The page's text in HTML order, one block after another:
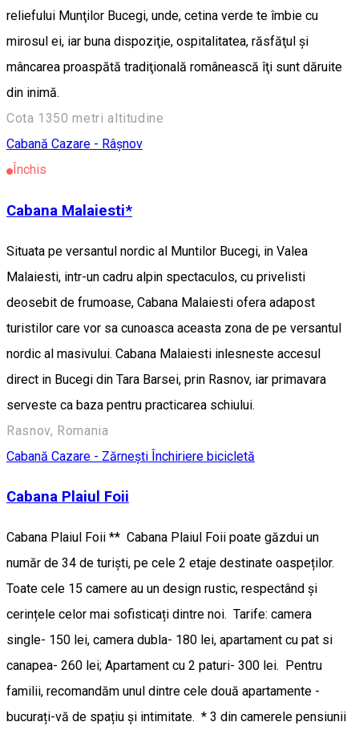
reliefului Munţilor Bucegi, unde, cetina verde te îmbie cu
mirosul ei, iar buna dispoziţie, ospitalitatea, răsfăţul şi
mâncarea proaspătă tradiţională românească îţi sunt dăruite
din inimă.
Cota 1350 metri altitudine
Cabană Cazare - Râșnov
Închis
Cabana Malaiesti*
Situata pe versantul nordic al Muntilor Bucegi, in Valea
Malaiesti, intr-un cadru alpin spectaculos, cu privelisti
deosebit de frumoase, Cabana Malaiesti ofera adapost
turistilor care vor sa cunoasca aceasta zona de pe versantul
nordic al masivului. Cabana Malaiesti inlesneste accesul
direct in Bucegi din Tara Barsei, prin Rasnov, iar primavara
serveste ca baza pentru practicarea schiului.
Rasnov, Romania
Cabană Cazare - Zărnești Închiriere bicicletă
Cabana Plaiul Foii
Cabana Plaiul Foii ** Cabana Plaiul Foii poate găzdui un
număr de 34 de turişti, pe cele 2 etaje destinate oaspeților.
Toate cele 15 camere au un design rustic, respectând și
cerințele celor mai sofisticați dintre noi. Tarife: camera
single- 150 lei, camera dubla- 180 lei, apartament cu pat si
canapea- 260 lei; Apartament cu 2 paturi- 300 lei. Pentru
familii, recomandăm unul dintre cele două apartamente -
bucurați-vă de spațiu și intimitate. * 3 din camerele pensiunii